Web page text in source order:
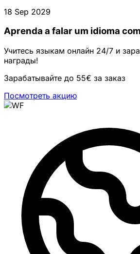
18 Sep 2029
Aprenda a falar um idioma
Учитесь языкам онлайн 24/7 и
награды!
Зарабатывайте до 55€ за заказ
Посмотреть акцию